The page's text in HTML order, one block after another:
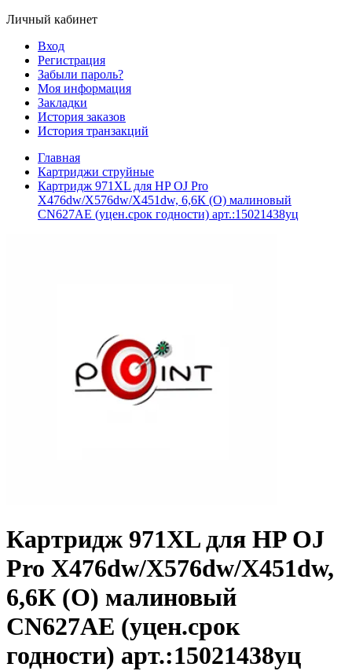
Личный кабинет
Вход
Регистрация
Забыли пароль?
Моя информация
Закладки
История заказов
История транзакций
Главная
Картриджи струйные
Картридж 971XL для HP OJ Pro
X476dw/X576dw/X451dw, 6,6К (O) малиновый
CN627AE (уцен.срок годности) арт.:15021438уц
Картридж 971XL для HP OJ
Pro X476dw/X576dw/X451dw,
6,6К (O) малиновый
CN627AE (уцен.срок
годности) арт.:15021438уц